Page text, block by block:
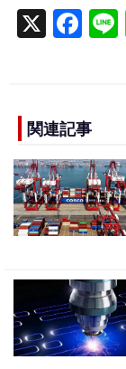
X F
a
e
b
o
o
k
関連記事